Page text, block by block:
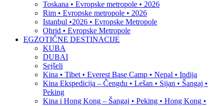
Toskana • Evropske metropole • 2026
Rim • Evropske metropole • 2026
Istanbul •2026 • Evropske Metropole
Ohrid • Evropske Metropole
EGZOTIČNE DESTINACIJE
KUBA
DUBAI
Sejšeli
Kina • Tibet • Everest Base Camp • Nepal • Indija
Kina Ekspedicija – Čengdu • Lešan • Sijan • Šangaj •
Peking
Kina i Hong Kong – Šangaj • Peking • Hong Kong •